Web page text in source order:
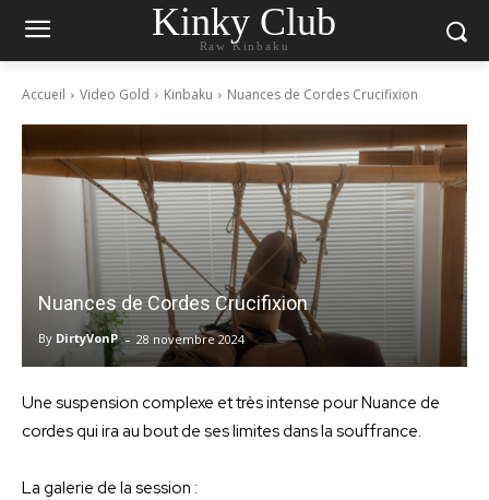
Kinky Club
Raw Kinbaku
Accueil Video Gold Kinbaku Nuances de Cordes Crucifixion
Nuances de Cordes Crucifixion
By DirtyVonP - 28 novembre 2024
Une suspension complexe et très intense pour Nuance de
cordes qui ira au bout de ses limites dans la souffrance.
La galerie de la session :